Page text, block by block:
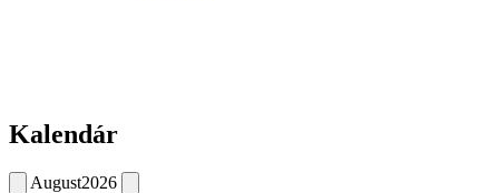
Kalendár
August2026